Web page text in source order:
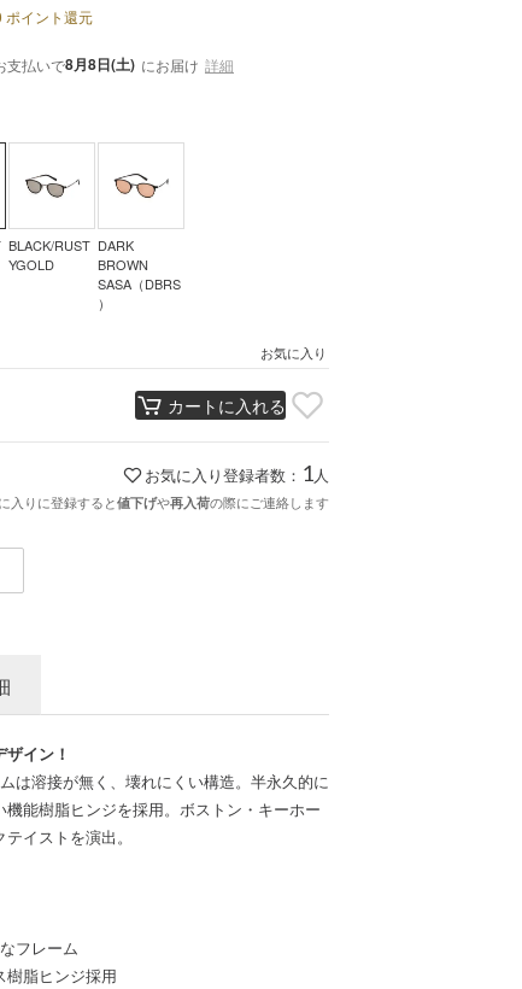
ポイント還元
支払いで8月8日(土) にお届け 詳細
BLACK/RUST
YGOLD
DARK
BROWN
SASA（DBRS
）
お気に入り
カートに入れる
お気に入り登録者数： 1 人
入りに登録すると値下げや再入荷の際にご連絡します
イン！
は溶接が無く、壊れにくい構造。半永久的に
能樹脂ヒンジを採用。ボストン・キーホー
イストを演出。
フレーム
樹脂ヒンジ採用